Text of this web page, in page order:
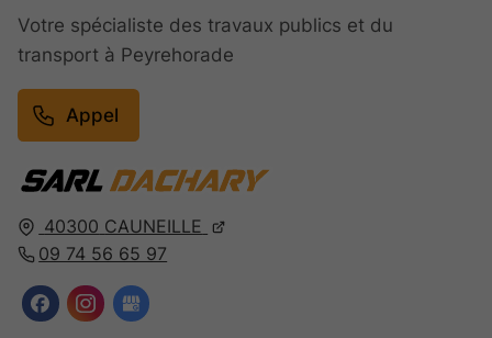
40300 CAUNEILLE
09 74 56 65 97
Votre spécialiste des travaux publics et du
transport à Peyrehorade
Appel